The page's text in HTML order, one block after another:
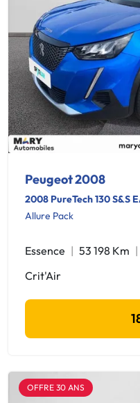
Peugeot 2008
2008 PureTech 130 S&S
Allure Pack
Essence 53 198 Km
Crit'Air
OFFRE 30 ANS